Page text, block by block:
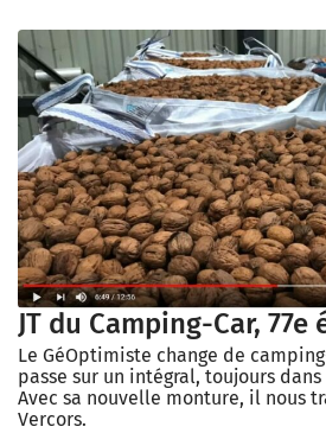
JT du Camping-Car,
Le GéOptimiste change de
passe sur un intégral, toujours
Avec sa nouvelle monture, il nous
Vercors.